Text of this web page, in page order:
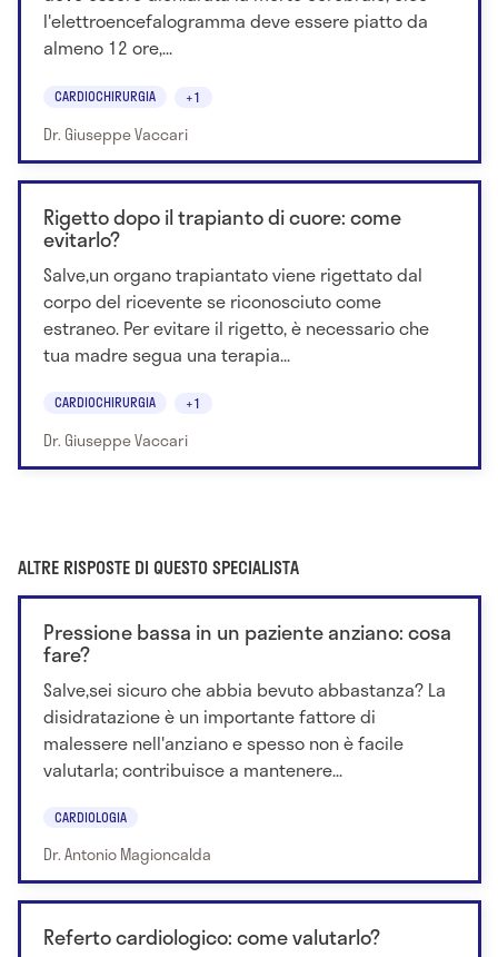
l'elettroencefalogramma deve essere piatto da
almeno 12 ore,...
CARDIOCHIRURGIA +1
Dr. Giuseppe Vaccari
Rigetto dopo il trapianto di cuore: come
evitarlo?
Salve,un organo trapiantato viene rigettato dal
corpo del ricevente se riconosciuto come
estraneo. Per evitare il rigetto, è necessario che
tua madre segua una terapia...
CARDIOCHIRURGIA +1
Dr. Giuseppe Vaccari
ALTRE RISPOSTE DI QUESTO SPECIALISTA
Pressione bassa in un paziente anziano: cosa
fare?
Salve,sei sicuro che abbia bevuto abbastanza? La
disidratazione è un importante fattore di
malessere nell'anziano e spesso non è facile
valutarla; contribuisce a mantenere...
CARDIOLOGIA
Dr. Antonio Magioncalda
Referto cardiologico: come valutarlo?